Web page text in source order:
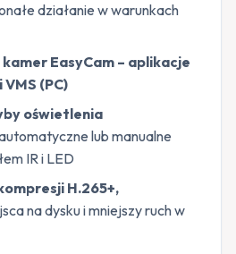
działanie w warunkach
EasyCam – aplikacje
(PC)
oświetlenia
lub manualne
IR i LED
H.265+,
na dysku i mniejszy ruch w